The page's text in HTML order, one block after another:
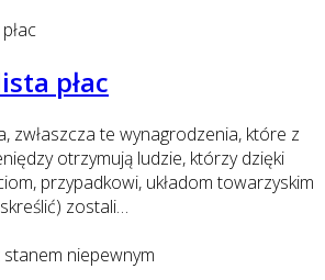
płac
zwłaszcza te wynagrodzenia, które z
otrzymują ludzie, którzy dzięki
przypadkowi, układom towarzyskim
zostali…